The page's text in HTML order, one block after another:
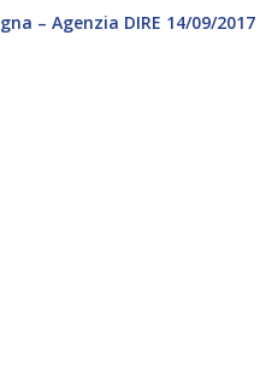
– Agenzia DIRE 14/09/2017